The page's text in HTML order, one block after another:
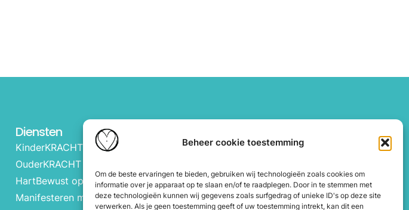
Beheer cookie toestemming
Om de beste ervaringen te bieden, gebruiken wij technologieën zoals cookies om
informatie over je apparaat op te slaan en/of te raadplegen. Door in te stemmen met
deze technologieën kunnen wij gegevens zoals surfgedrag of unieke ID's op deze site
verwerken. Als je geen toestemming geeft of uw toestemming intrekt, kan dit een
Diensten
KinderKRACHT cursus
OuderKRACHT cursus
HartBewust op school
Manifesteren met kinderen
Dorpsstraat 35A, 4751 AH
info@hartbewust.com